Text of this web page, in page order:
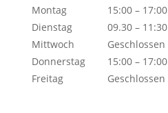
Montag
15:00 – 17:00
Dienstag
09.30 – 11:30
Mittwoch
Geschlossen
Donnerstag
15:00 – 17:00
Freitag
Geschlossen